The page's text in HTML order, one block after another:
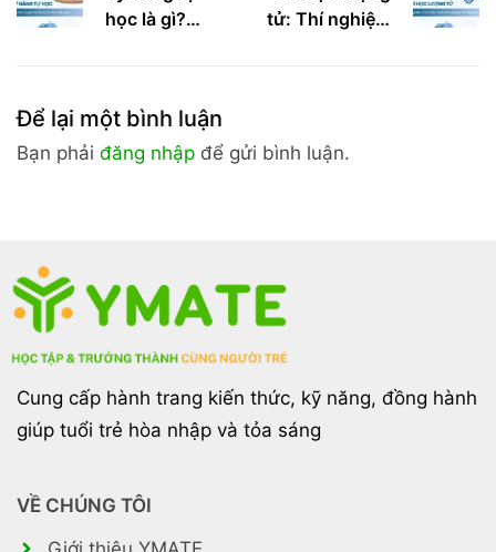
học là gì?
luyện kỹ năng
quả
tử: Thí nghiệm
Schrodinger
Để lại một bình luận
Bạn phải đăng nhập để gửi bình luận.
Cung cấp hành trang kiến thức, kỹ năng, đồng hành
giúp tuổi trẻ hòa nhập và tỏa sáng
VỀ CHÚNG TÔI